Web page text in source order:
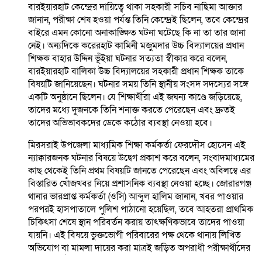
বারইয়ারহাট কেন্দ্রের দায়িত্বে থাকা সহকারী সচিব নাছিমা আক্তার
জানান, পরীক্ষা শেষ হওয়া পর্যন্ত তিনি কেন্দ্রেই ছিলেন, তবে কেন্দ্রের
বাইরে এমন কোনো অনাকাঙ্ক্ষিত ঘটনা ঘটেছে কি না তা তার জানা
নেই। অন্যদিকে করেরহাট কামিনী মজুমদার উচ্চ বিদ্যালয়ের প্রধান
শিক্ষক বাহার উদ্দিন ভূঁইয়া ঘটনার সত্যতা স্বীকার করে বলেন,
বারইয়ারহাট বালিকা উচ্চ বিদ্যালয়ের সহকারী প্রধান শিক্ষক তাকে
বিষয়টি জানিয়েছেন। ঘটনার সময় তিনি স্থানীয় সংসদ সদস্যের সঙ্গে
একটি অনুষ্ঠানে ছিলেন। যে শিক্ষার্থীরা এই জঘন্য কাণ্ডে জড়িয়েছে,
তাদের মধ্যে দুজনকে তিনি শনাক্ত করতে পেরেছেন এবং দ্রুতই
তাদের অভিভাবকদের ডেকে কঠোর ব্যবস্থা নেওয়া হবে।
মিরসরাই উপজেলা মাধ্যমিক শিক্ষা কর্মকর্তা ফেরদৌস হোসেন এই
ন্যাক্কারজনক ঘটনার বিষয়ে উদ্বেগ প্রকাশ করে বলেন, সংবাদমাধ্যমের
কাছ থেকেই তিনি প্রথম বিষয়টি জানতে পেরেছেন এবং অবিলম্বে এর
বিস্তারিত খোঁজখবর নিয়ে প্রশাসনিক ব্যবস্থা নেওয়া হচ্ছে। জোরারগঞ্জ
থানার ভারপ্রাপ্ত কর্মকর্তা (ওসি) আব্দুল হালিম জানান, খবর পাওয়ার
পরপরই হাসপাতালে পুলিশ পাঠানো হয়েছিল, তবে আহতরা প্রাথমিক
চিকিৎসা শেষে স্থান পরিবর্তন করায় তাৎক্ষণিকভাবে তাদের পাওয়া
যায়নি। এই বিষয়ে ভুক্তভোগী পরিবারের পক্ষ থেকে থানায় লিখিত
অভিযোগ বা মামলা দায়ের করা মাত্রই জড়িত অপরাধী পরীক্ষার্থীদের